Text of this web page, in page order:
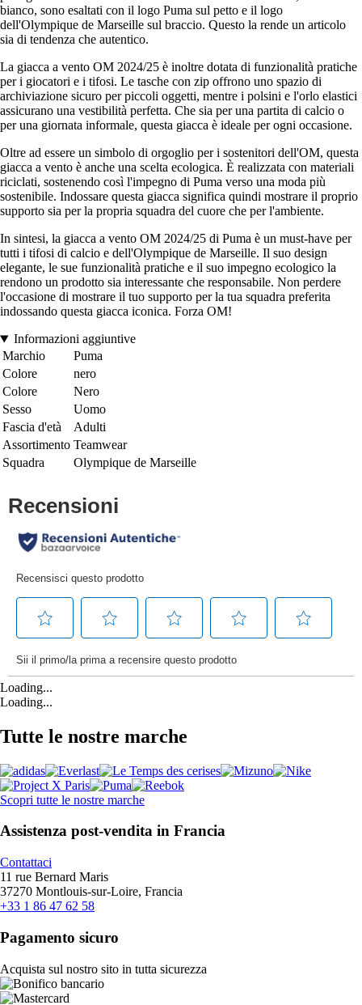
bianco, sono esaltati con il logo Puma sul petto e il logo
dell'Olympique de Marseille sul braccio. Questo la rende un articolo
sia di tendenza che autentico.
La giacca a vento OM 2024/25 è inoltre dotata di funzionalità pratiche
per i giocatori e i tifosi. Le tasche con zip offrono uno spazio di
archiviazione sicuro per piccoli oggetti, mentre i polsini e l'orlo elastici
assicurano una vestibilità perfetta. Che sia per una partita di calcio o
per una giornata informale, questa giacca è ideale per ogni occasione.
Oltre ad essere un simbolo di orgoglio per i sostenitori dell'OM, questa
giacca a vento è anche una scelta ecologica. È realizzata con materiali
riciclati, sostenendo così l'impegno di Puma verso una moda più
sostenibile. Indossare questa giacca significa quindi mostrare il proprio
supporto sia per la propria squadra del cuore che per l'ambiente.
In sintesi, la giacca a vento OM 2024/25 di Puma è un must-have per
tutti i tifosi di calcio e dell'Olympique de Marseille. Il suo design
elegante, le sue funzionalità pratiche e il suo impegno ecologico la
rendono un prodotto sia interessante che responsabile. Non perdere
l'occasione di mostrare il tuo supporto per la tua squadra preferita
indossando questa giacca iconica. Forza OM!
Informazioni aggiuntive
Marchio
Puma
Colore
nero
Colore
Nero
Sesso
Uomo
Fascia d'età
Adulti
Assortimento Teamwear
Squadra
Olympique de Marseille
Loading...
Loading...
Tutte le nostre marche
Scopri tutte le nostre marche
Assistenza post-vendita in Francia
Contattaci
11 rue Bernard Maris
37270 Montlouis-sur-Loire, Francia
+33 1 86 47 62 58
Pagamento sicuro
Acquista sul nostro sito in tutta sicurezza